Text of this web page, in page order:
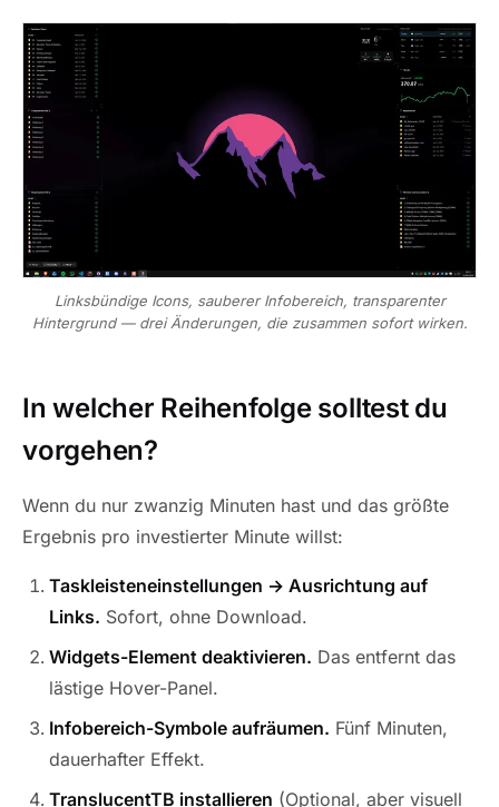
Linksbündige Icons, sauberer Infobereich, transparenter
Hintergrund — drei Änderungen, die zusammen sofort wirken.
In welcher Reihenfolge solltest du
vorgehen?
Wenn du nur zwanzig Minuten hast und das größte
Ergebnis pro investierter Minute willst:
Taskleisteneinstellungen → Ausrichtung auf
Links. Sofort, ohne Download.
Widgets-Element deaktivieren. Das entfernt das
lästige Hover-Panel.
Infobereich-Symbole aufräumen. Fünf Minuten,
dauerhafter Effekt.
TranslucentTB installieren (Optional, aber visuell